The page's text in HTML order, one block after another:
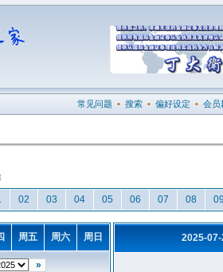
常见问题 • 搜索 • 偏好设定 • 会员
02 03 04 05 06 07 08
周五 周六 周日
»
2025-